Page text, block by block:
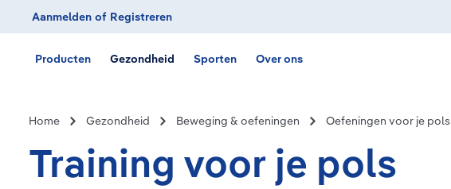
Ga naar de hoofdnavigatie
Aanmelden of Registreren
Producten Gezondheid Sporten Over ons
Home Gezondheid Beweging & oefeningen Oefeningen voor je pols
Training voor je pols